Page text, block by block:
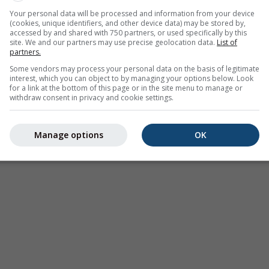
modéré
(dans 16 heures)Jusqu'à Dimanche 00:00(dans 1 jour)
France
il y a 1 heure
à 43.73°N 3.55°E
Your personal data will be processed and information from your device
(cookies, unique identifiers, and other device data) may be stored by,
accessed by and shared with 750 partners, or used specifically by this
site. We and our partners may use precise geolocation data. List of
partners.
Some vendors may process your personal data on the basis of legitimate
interest, which you can object to by managing your options below. Look
for a link at the bottom of this page or in the site menu to manage or
withdraw consent in privacy and cookie settings.
OK
Manage options